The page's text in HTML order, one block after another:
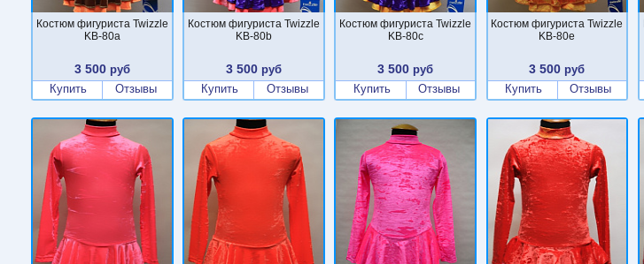
Костюм фигуриста Twizzle
KB-80a
3 500руб
Купить
Отзывы
Костюм фигуриста Twizzle
KB-80b
3 500руб
Купить
Отзывы
Костюм фигуриста Twizzle
KB-80c
3 500 руб
Купить
Отзывы
Костюм фигуриста Twizzle
KB-80e
3 500 руб
Купить
Отзывы